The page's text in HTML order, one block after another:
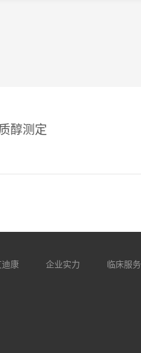
醇测定
迪康 企业实力 临床服务